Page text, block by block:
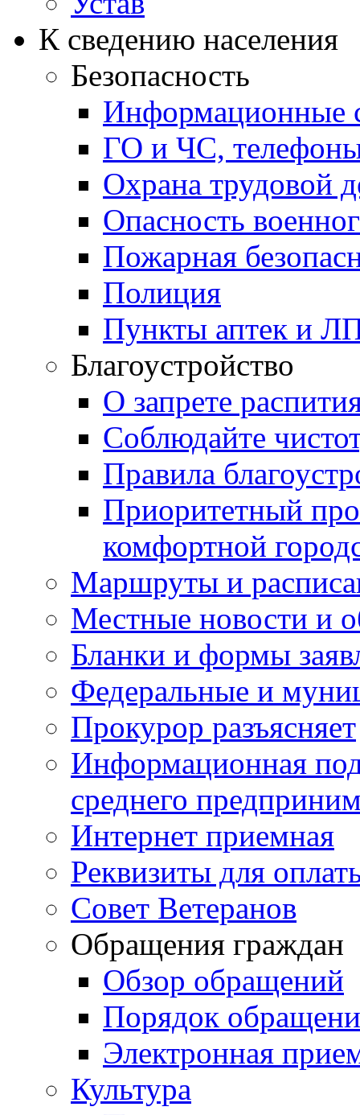
К сведению населения
Безопасность
Информационные
ГО и ЧС,
Охрана трудовой
Опасность
Пожарная
Полиция
Пункты аптек и
Благоустройство
О запрете
Соблюдайте
Правила
Приоритетный
комфортной
Маршруты и
Местные новости и
Бланки и формы
Федеральные и
Прокурор разъясняет
Информационная
среднего
Интернет приемная
Реквизиты для
Совет Ветеранов
Обращения граждан
Обзор обращений
Порядок
Электронная
Культура